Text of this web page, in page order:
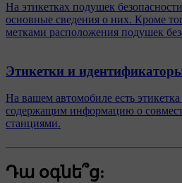
На этикетках подушек
основные сведения о них. Кроме
метками расположения подушек
Этикетки и
На вашем автомобиле есть
содержащим информацию о
станциями.
Դա օգնե՞ց: